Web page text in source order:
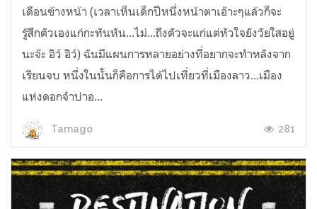
เดือนข้างหน้า (เวลาเห็นเด็กปีหนึ่งหน้าตาเอ๊าะๆแล้วก็จะ
รู้สึกตัวเองแก่กะทันหัน...ไม่...ถึงตัวจะแก่แต่หัวใจยังวัยใสอยู่
นะจ๊ะ อิว์ อิว์) ฉันมีแผนการหลายอย่างที่อยากจะทำหลังจาก
เรียนจบ หนึ่งในนั้นก็คือการได้ไปเที่ยวที่เมืองลาว...เมือง
แห่งดอกจำปาอ...
Tamago 281